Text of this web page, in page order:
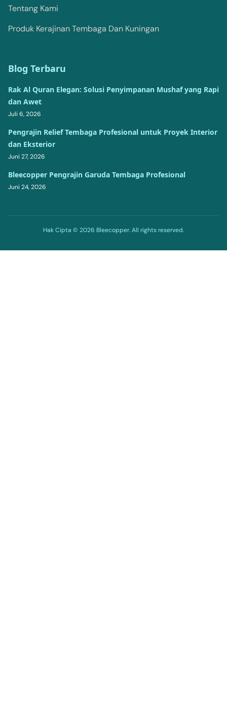
Tentang Kami
Produk Kerajinan Tembaga Dan Kuningan
Blog Terbaru
Rak Al Quran Elegan: Solusi Penyimpanan Mushaf yang Rapi
dan Awet
Juli 6, 2026
Pengrajin Relief Tembaga Profesional untuk Proyek Interior
dan Eksterior
Juni 27, 2026
Bleecopper Pengrajin Garuda Tembaga Profesional
Juni 24, 2026
Hak Cipta © 2026 Bleecopper. All rights reserved.